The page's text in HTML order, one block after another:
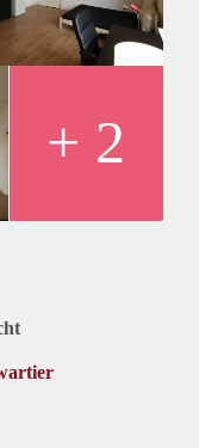
en er
waar u
stallen.
+ 2